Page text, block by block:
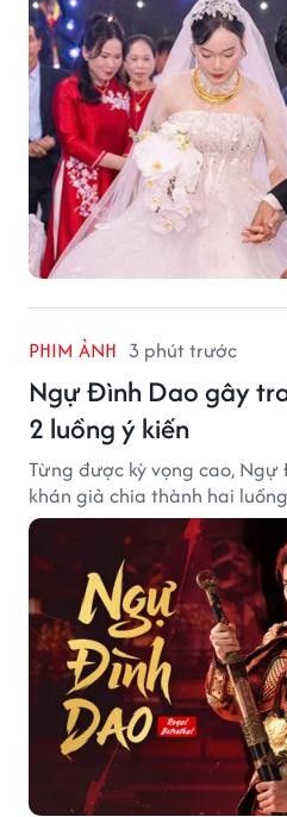
PHIM ẢNH 3 phút trước
Ngự Đình Dao gây
2 luồng ý kiến
Từng được kỳ vọng cao,
khán giả chia thành hai